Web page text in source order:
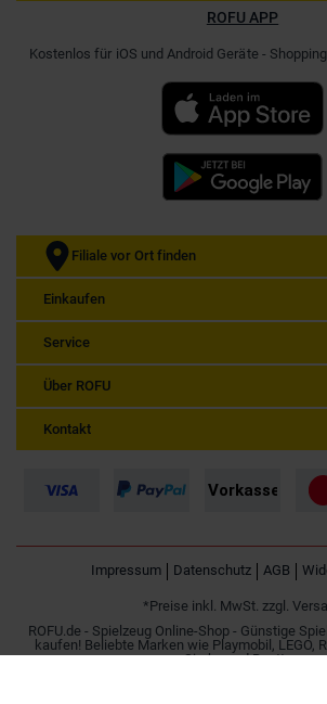
ROFU APP
Kostenlos für iOS und Android Geräte -
Filiale vor Ort finden
Einkaufen
Service
Über ROFU
Kontakt
Impressum Datenschutz AGB
*Preise inkl. MwSt. zzgl.
ROFU.de - Spielzeug Online-Shop - Günstige
kaufen! Beliebte Marken wie Playmobil, LEGO,
Simba und Besttoy.